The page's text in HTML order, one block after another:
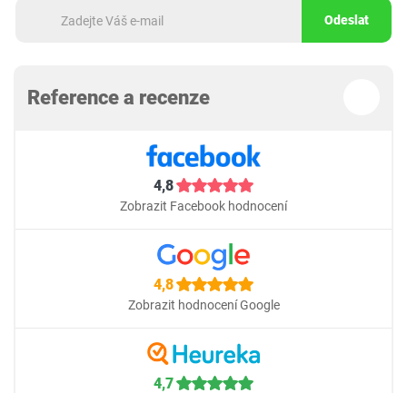
Odeslat
Reference a recenze
4,8
Zobrazit Facebook hodnocení
4,8
Zobrazit hodnocení Google
4,7